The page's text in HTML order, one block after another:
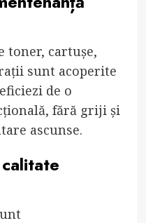
toner, cartușe,
sunt acoperite
de o
fără griji și
ascunse.